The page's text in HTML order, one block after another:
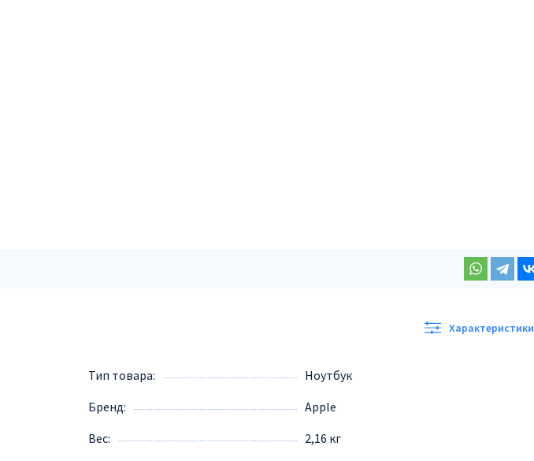
Характеристики
Тип товара
Ноутбук
Бренд
Apple
Вес
2,16 кг